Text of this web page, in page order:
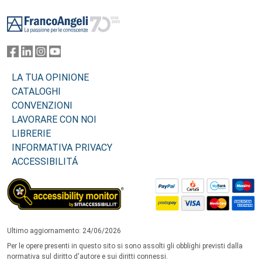
LA TUA OPINIONE
CATALOGHI
CONVENZIONI
LAVORARE CON NOI
LIBRERIE
INFORMATIVA PRIVACY
ACCESSIBILITÁ
Ultimo aggiornamento: 24/06/2026
Per le opere presenti in questo sito si sono assolti gli obblighi previsti dalla
normativa sul diritto d'autore e sui diritti connessi.